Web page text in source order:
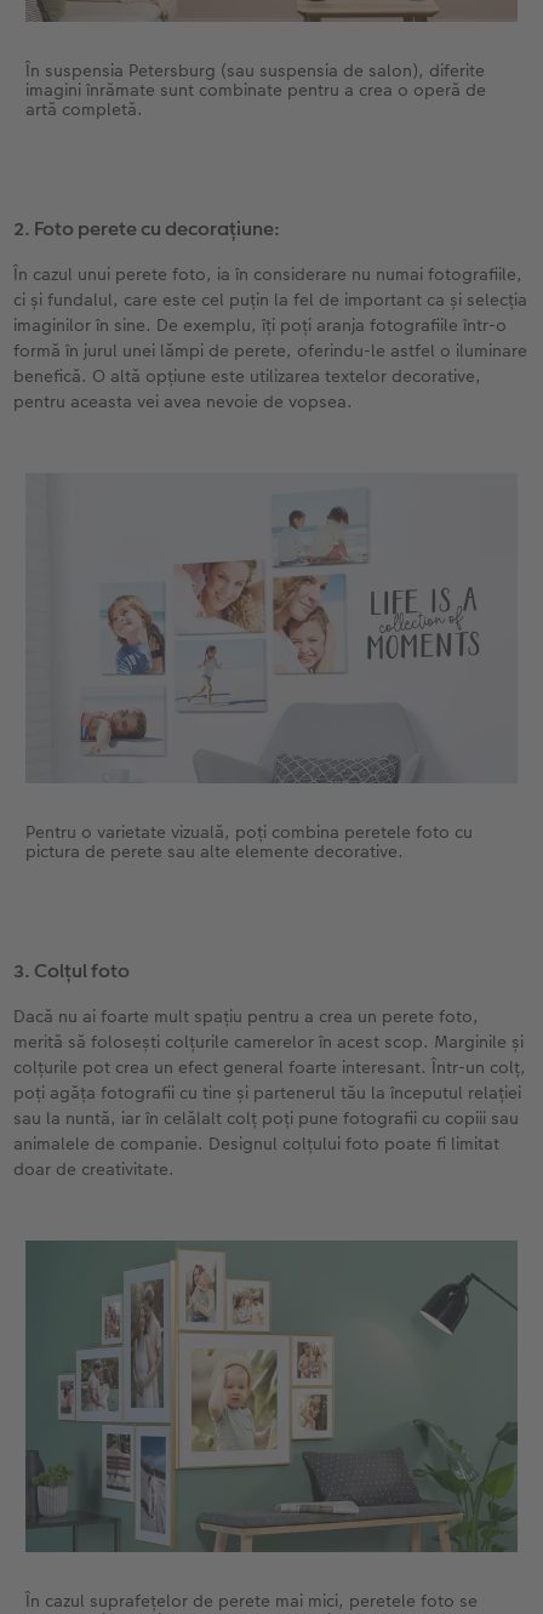
În suspensia Petersburg (sau suspensia de salon), diferite
imagini înrămate sunt combinate pentru a crea o operă de
artă completă.
2. Foto perete cu decorațiune:
În cazul unui perete foto, ia în considerare nu numai fotografiile,
ci și fundalul, care este cel puțin la fel de important ca și selecția
imaginilor în sine. De exemplu, îți poți aranja fotografiile într-o
formă în jurul unei lămpi de perete, oferindu-le astfel o iluminare
benefică. O altă opțiune este utilizarea textelor decorative,
pentru aceasta vei avea nevoie de vopsea.
Pentru o varietate vizuală, poți combina peretele foto cu
pictura de perete sau alte elemente decorative.
3. Colțul foto
Dacă nu ai foarte mult spațiu pentru a crea un perete foto,
merită să folosești colțurile camerelor în acest scop. Marginile și
colțurile pot crea un efect general foarte interesant. Într-un colț,
poți agăța fotografii cu tine și partenerul tău la începutul relației
sau la nuntă, iar în celălalt colț poți pune fotografii cu copiii sau
animalele de companie. Designul colțului foto poate fi limitat
doar de creativitate.
În cazul suprafețelor de perete mai mici, peretele foto se